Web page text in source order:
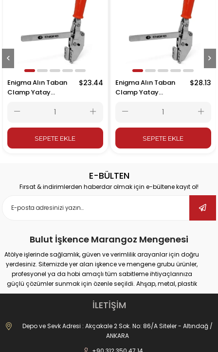
Enigma Alın Taban
Clamp Yatay
1104 A-L
$23.44
SEPETE EKLE
Enigma Alın Taban
Clamp Yatay
A-L
$28.13
SEPETE EKLE
E-BÜLTEN
Fırsat & indirimlerden haberdar olmak için e-bültene kayıt ol!
Bulut İşkence Marangoz Mengenesi
Atölye işlerinde sağlamlık, güven ve verimlilik arayanlar için doğru
yerdesiniz. Sitemizde yer alan işkence ve mengene grubu ürünler,
profesyonel ya da hobi amaçlı tüm sabitleme ihtiyaçlarınıza
güçlü çözümler sunmak için özenle seçildi. Ahşap, metal, plastik
gibi farklı yüzeylerde güvenli tutuş sağlayan ürünlerimiz;
marangozluk, kaynak, delme, montaj ve tamir gibi pek çok alanda
maksimum performans vadediyor.
İster büyük ölçekli sanayi tipi işler yapıyor olun, ister evde basit
onarımlar; doğru işkence ve mengeneyle hem iş güvenliğinizi
İLETİŞİM
Depo ve Sevk Adresi : Akçakale 2 Sok. No: 86/A Siteler - Altındağ /
ANKARA